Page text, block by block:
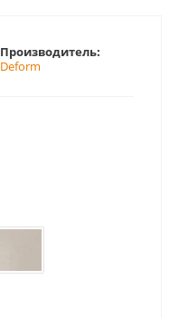
Производитель:
Deform